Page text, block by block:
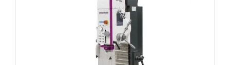
SZLIFIERKI DO METALU, PŁASZCZYZN